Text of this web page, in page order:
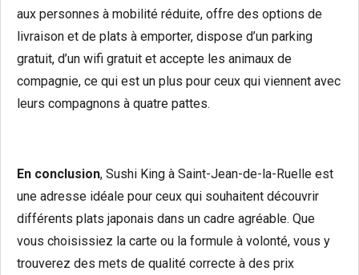
aux personnes à mobilité réduite, offre des options de
livraison et de plats à emporter, dispose d’un parking
gratuit, d’un wifi gratuit et accepte les animaux de
compagnie, ce qui est un plus pour ceux qui viennent avec
leurs compagnons à quatre pattes.
En conclusion, Sushi King à Saint-Jean-de-la-Ruelle est
une adresse idéale pour ceux qui souhaitent découvrir
différents plats japonais dans un cadre agréable. Que
vous choisissiez la carte ou la formule à volonté, vous y
trouverez des mets de qualité correcte à des prix